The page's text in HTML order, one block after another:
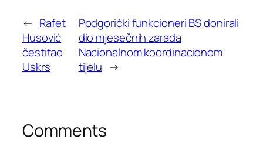
← Rafet
Husović
čestitao
Uskrs
Podgorički funkcioneri BS donirali
dio mjesečnih zarada
Nacionalnom koordinacionom
tijelu →
Comments